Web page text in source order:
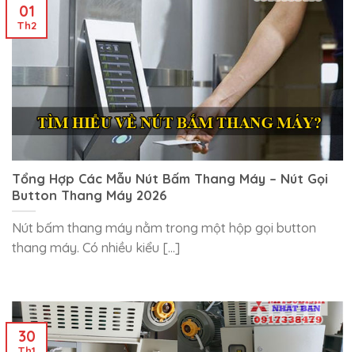
Tổng Hợp Các Mẫu Nút Bấm Thang Máy – Nút Gọi
Button Thang Máy 2026
Nút bấm thang máy nằm trong một hộp gọi button
thang máy. Có nhiều kiểu [...]
01
Th2
30